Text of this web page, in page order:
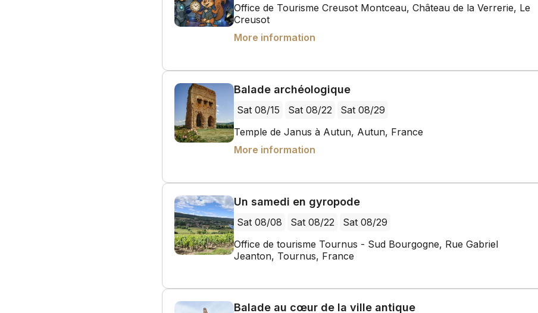
Office de Tourisme Creusot Montceau, Château de la Verrerie, Le
Creusot
More information
Balade archéologique
Sat 08/15 Sat 08/22
Sat 08/29
Temple de Janus à Autun, Autun, France
More information
Un samedi en gyropode
Sat 08/08 Sat 08/22
Sat 08/29
Office de tourisme Tournus - Sud Bourgogne, Rue Gabriel
Jeanton, Tournus, France
Balade au cœur de la ville antique